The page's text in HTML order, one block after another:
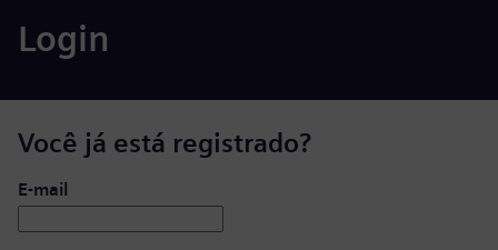
Login
Você já está registrado?
Login: usuário e senha
E-mail